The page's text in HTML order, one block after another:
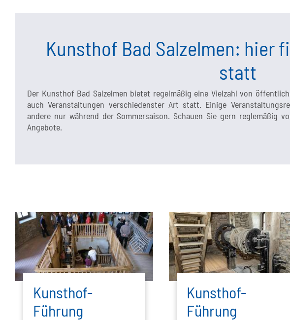
Kunsthof Bad Salzelmen: hier
statt
Der Kunsthof Bad Salzelmen bietet regelmäßig eine Vielzahl von
auch Veranstaltungen verschiedenster Art statt. Einige
andere nur während der Sommersaison. Schauen Sie gern reglemäßig
Angebote.
Kunsthof-
Führung
Kunsthof-
Führung